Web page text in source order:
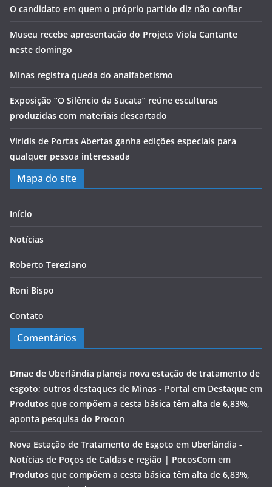
O candidato em quem o próprio partido diz não confiar
Museu recebe apresentação do Projeto Viola Cantante
neste domingo
Minas registra queda do analfabetismo
Exposição “O Silêncio da Sucata” reúne esculturas
produzidas com materiais descartado
Viridis de Portas Abertas ganha edições especiais para
qualquer pessoa interessada
Mapa do site
Início
Notícias
Roberto Tereziano
Roni Bispo
Contato
Comentários
Dmae de Uberlândia planeja nova estação de tratamento de
esgoto; outros destaques de Minas - Portal em Destaque em
Produtos que compõem a cesta básica têm alta de 6,83%,
aponta pesquisa do Procon
Nova Estação de Tratamento de Esgoto em Uberlândia -
Notícias de Poços de Caldas e região | PocosCom em
Produtos que compõem a cesta básica têm alta de 6,83%,